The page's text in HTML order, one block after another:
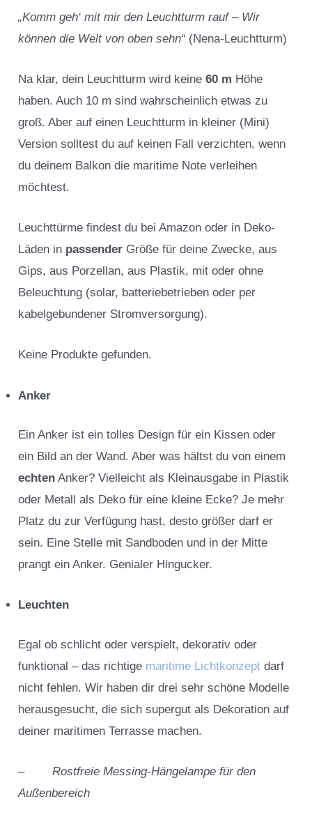
„Komm geh‘ mit mir den Leuchtturm rauf – Wir
können die Welt von oben sehn“ (Nena-Leuchtturm)
Na klar, dein Leuchtturm wird keine60 m Höhe
haben. Auch 10 m sind wahrscheinlich etwas zu
groß. Aber auf einen Leuchtturm in kleiner (Mini)
Version solltest du auf keinen Fall verzichten, wenn
du deinem Balkon die maritime Note verleihen
möchtest.
Leuchttürme findest du bei Amazon oder in Deko-
Läden in passender Größe für deine Zwecke, aus
Gips, aus Porzellan, aus Plastik, mit oder ohne
Beleuchtung (solar, batteriebetrieben oder per
kabelgebundener Stromversorgung).
Keine Produkte gefunden.
Anker
Ein Anker ist ein tolles Design für ein Kissen oder
ein Bild an der Wand. Aber was hältst du von einem
echten Anker? Vielleicht als Kleinausgabe in Plastik
oder Metall als Deko für eine kleine Ecke? Je mehr
Platz du zur Verfügung hast, desto größer darf er
sein. Eine Stelle mit Sandboden und in der Mitte
prangt ein Anker. Genialer Hingucker.
Leuchten
Egal ob schlicht oder verspielt, dekorativ oder
funktional – das richtige maritime Lichtkonzeptdarf
nicht fehlen. Wir haben dir drei sehr schöne Modelle
herausgesucht, die sich supergut als Dekoration auf
deiner maritimen Terrasse machen.
–Rostfreie Messing-Hängelampe für den
Außenbereich